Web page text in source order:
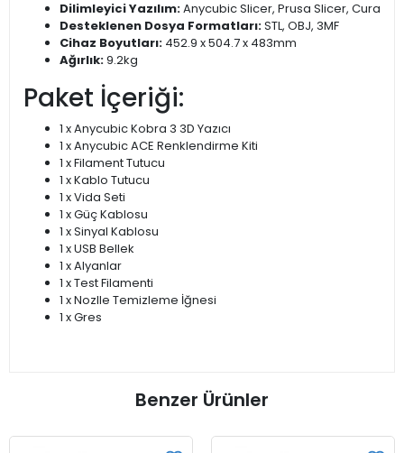
Dilimleyici Yazılım:Anycubic Slicer, Prusa Slicer, Cura
Desteklenen Dosya Formatları:STL, OBJ, 3MF
Cihaz Boyutları: 452.9 x 504.7 x 483mm
Ağırlık:9.2kg
Paket İçeriği:
1 x Anycubic Kobra 3 3D Yazıcı
1 x Anycubic ACE Renklendirme Kiti
1 x Filament Tutucu
1 x Kablo Tutucu
1 x Vida Seti
1 x Güç Kablosu
1 x Sinyal Kablosu
1 x USB Bellek
1 x Alyanlar
1 x Test Filamenti
1 x Nozlle Temizleme İğnesi
1 x Gres
Benzer Ürünler